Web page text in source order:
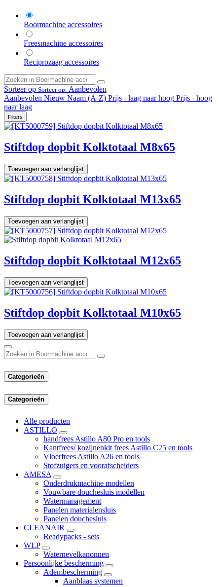
Boormachine accessoires
Freesmachine accessoires
Reciprozaag accessoires
Sorteer op Sorteer op: Aanbevolen
Aanbevolen Nieuw Naam (A-Z) Prijs - laag naar hoog Prijs - hoog
naar laag
Filters
Stiftdop dopbit Kolktotaal M8x65
Toevoegen aan verlanglijst
Stiftdop dopbit Kolktotaal M13x65
Toevoegen aan verlanglijst
Stiftdop dopbit Kolktotaal M12x65
Toevoegen aan verlanglijst
Stiftdop dopbit Kolktotaal M10x65
Toevoegen aan verlanglijst
Categorieën
Categorieën
Alle producten
ASTILLO
handfrees Astillo A80 Pro en tools
Kantfrees/ kozijnenkit frees Astillo C25 en tools
Vloerfrees Astillo A26 en tools
Stofzuigers en voorafscheiders
AMESA
Onderdrukmachine modellen
Vouwbare douchesluis modellen
Watermanagement
Panelen materialensluis
Panelen douchesluis
CLEANAIR
Readypacks - sets
WLP
Waternevelkanonnen
Persoonlijke bescherming
Adembescherming
Aanblaas systemen